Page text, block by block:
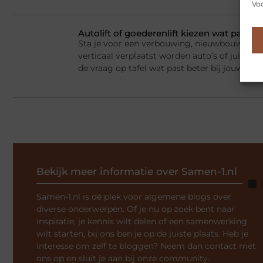
Autolift of goederenlift kiezen wat past
Sta je voor een verbouwing, nieuwbouw of
verticaal verplaatst worden auto’s of juist
de vraag op tafel wat past beter bij jouw
Bekijk meer informatie over Samen-1.nl
Samen-1.nl is dé plek voor algemene blogs over
diverse onderwerpen. Of je nu op zoek bent naar
inspiratie, je kennis wilt delen of een samenwerking
wilt starten, bij ons ben je op de juiste plaats. Heb je
interesse om zelf te bloggen? Neem dan contact met
ons op en sluit je aan bij onze community.